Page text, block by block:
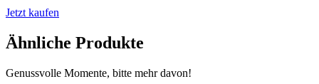
Jetzt kaufen
Ähnliche Produkte
Genussvolle Momente, bitte mehr davon!